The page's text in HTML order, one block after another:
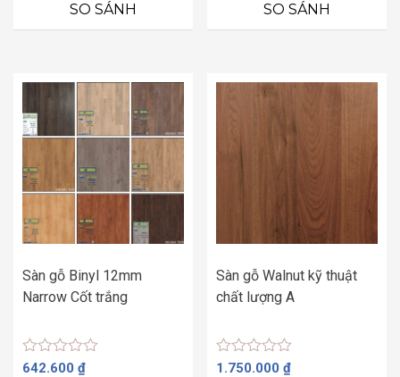
sao
SO SÁNH
sao
SO SÁNH
Sàn gỗ Binyl 12mm
Narrow Cốt trắng
Được
642.600 ₫
Sàn gỗ Walnut kỹ thuật
chất lượng A
Được
1.750.000₫